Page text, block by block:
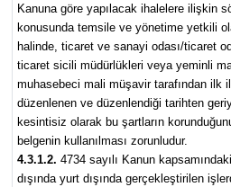
Kanuna göre yapılacak ihalelere ilişkin
konusunda temsile ve yönetime yetkili
halinde, ticaret ve sanayi odası/ticaret
ticaret sicili müdürlükleri veya yeminli
muhasebeci mali müşavir tarafından ilk
düzenlenen ve düzenlendiği tarihten
kesintisiz olarak bu şartların
belgenin kullanılması zorunludur.
4.3.1.2. 4734 sayılı Kanun
dışında yurt dışında gerçekleştirilen